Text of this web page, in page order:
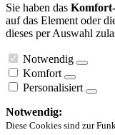
Sie haben das
auf das Element oder
dieses per Auswahl
Notwendig
Komfort
Personalisiert
Notwendig:
Diese Cookies sind zur